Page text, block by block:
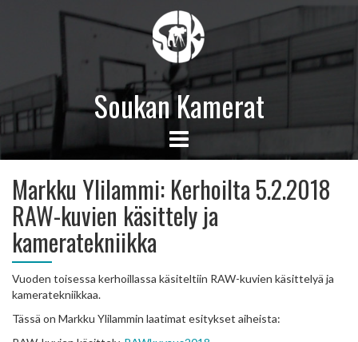
Soukan Kamerat
Markku Ylilammi: Kerhoilta 5.2.2018
RAW-kuvien käsittely ja
kameratekniikka
Vuoden toisessa kerhoillassa käsiteltiin RAW-kuvien käsittelyä ja
kameratekniikkaa.
Tässä on Markku Ylilammin laatimat esitykset aiheista: